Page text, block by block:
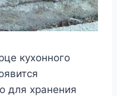
кухонного
для хранения